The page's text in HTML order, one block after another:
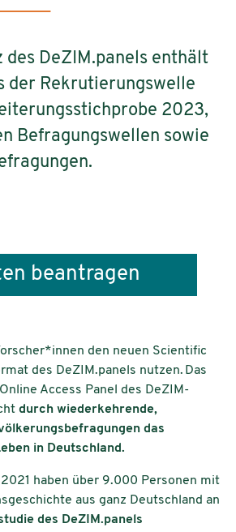
des DeZIM.panels enthält
der Rekrutierungswelle
2023,
Befragungswellen sowie
beantragen
den neuen Scientific
des DeZIM.panels nutzen. Das
Access Panel des DeZIM-
durch wiederkehrende,
das
in Deutschland.
haben über 9.000 Personen mit
aus ganz Deutschland an
des DeZIM.panels